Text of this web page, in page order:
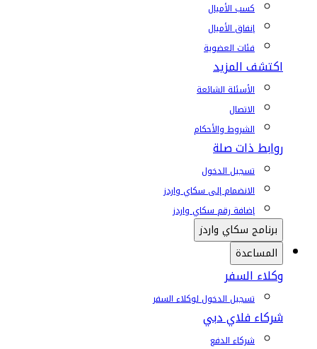
كسب الأميال
إنفاق الأميال
فئات العضوية
اكتشف المزيد
الأسئلة الشائعة
الاتصال
الشروط والأحكام
روابط ذات صلة
تسجيل الدخول
الانضمام إلى سكاي واردز
إضافة رقم سكاي واردز
برنامج سكاي واردز
المساعدة
وكلاء السفر
تسجيل الدخول لوكلاء السفر
شركاء فلاي دبي
شركاء الدفع